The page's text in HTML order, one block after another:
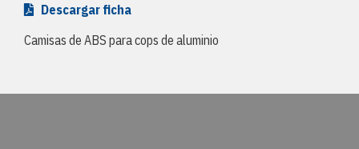
Descargar ficha
Camisas de ABS para cops de aluminio